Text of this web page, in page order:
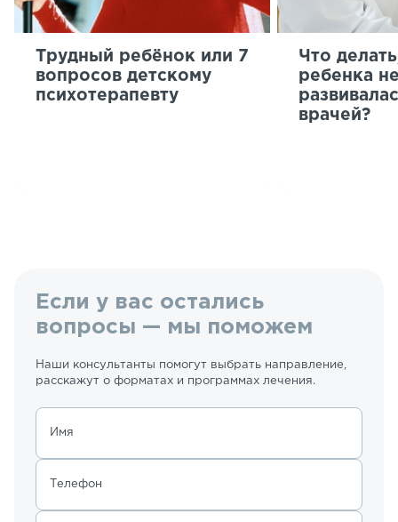
Трудный ребёнок или 7
вопросов детскому
психотерапевту
Что
ребенка
врачей?
Если у вас остались
вопросы — мы поможем
Наши консультанты помогут выбрать направление,
расскажут о форматах и программах лечения.
Имя
Телефон